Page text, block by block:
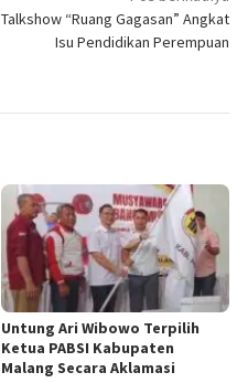
Talkshow “Ruang Gagasan” Angkat
Isu Pendidikan Perempuan
Untung Ari Wibowo Terpilih
Ketua PABSI Kabupaten
Malang Secara Aklamasi